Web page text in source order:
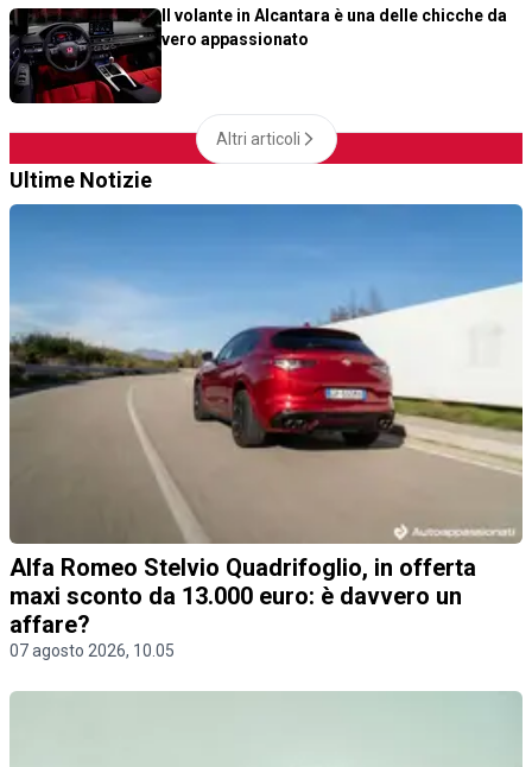
Il volante in Alcantara è una delle chicche da
vero appassionato
Altri articoli
Ultime Notizie
Alfa Romeo Stelvio Quadrifoglio, in offerta
maxi sconto da 13.000 euro: è davvero un
affare?
07 agosto 2026, 10.05